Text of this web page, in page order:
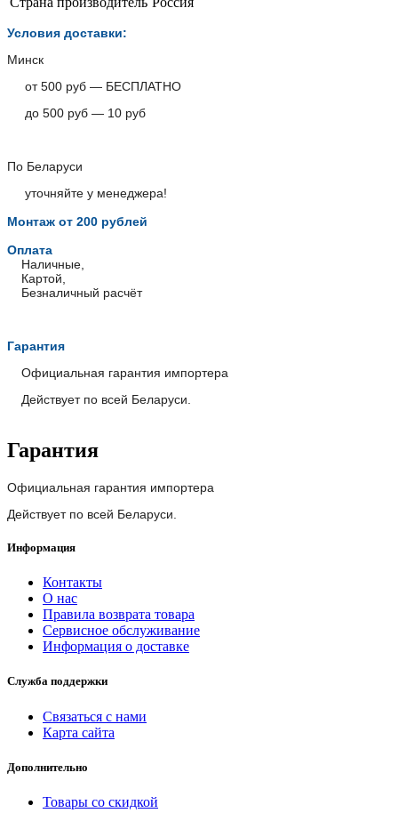
Условия доставки:
Минск
от 500 руб — БЕСПЛАТНО
до 500 руб — 10 руб
По Беларуси
уточняйте у менеджера!
Монтаж от 200 рублей
Оплата
Наличные,
Картой,
Безналичный расчёт
Гарантия
Официальная гарантия импортера
Действует по всей Беларуси.
Гарантия
Официальная гарантия импортера
Действует по всей Беларуси.
Информация
Контакты
О нас
Правила возврата товара
Сервисное обслуживание
Информация о доставке
Служба поддержки
Связаться с нами
Карта сайта
Дополнительно
Товары со скидкой